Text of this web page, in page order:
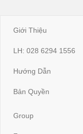
Giới Thiệu
LH: 028 6294 1556
Hướng Dẫn
Bản Quyền
Group